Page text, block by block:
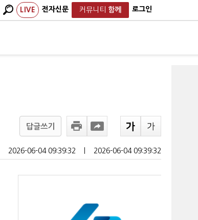
LIVE 전자신문 커뮤니티 함께 로그인
답글쓰기
2026-06-04 09:39:32 2026-06-04 09:39:32